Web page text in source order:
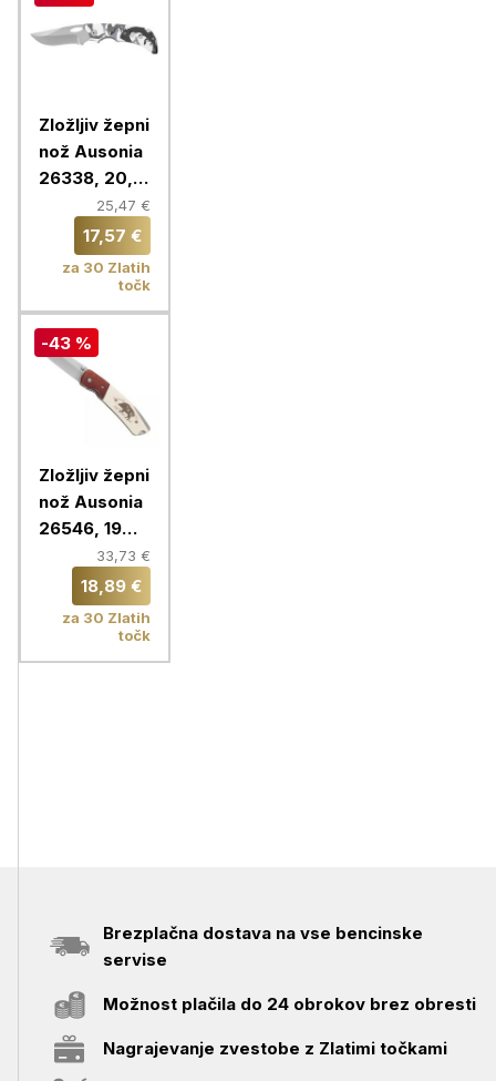
Zložljiv žepni
nož Ausonia
26338, 20,5
25,47 €
17,57 €
za 30 Zlatih
točk
-43 %
Zložljiv žepni
nož Ausonia
26546, 19
33,73 €
18,89 €
za 30 Zlatih
točk
Brezplačna dostava na vse bencinske
servise
Možnost plačila do 24 obrokov brez obresti
Nagrajevanje zvestobe z Zlatimi točkami